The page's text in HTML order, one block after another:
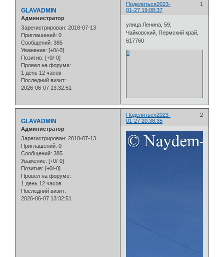
Поделиться 1
2023-
01-27 19:08:37
GLAVADMIN
Администратор
Зарегистрирован: 2018-07-13
Приглашений: 0
Сообщений: 385
Уважение: [+0/-0]
Позитив: [+0/-0]
Провел на форуме:
1 день 12 часов
Последний визит:
2026-06-07 13:32:51
улица Ленина, 59,
Чайковский, Пермский край,
617760
0
Поделиться 2
2023-
01-27 20:38:35
GLAVADMIN
Администратор
Зарегистрирован: 2018-07-13
Приглашений: 0
Сообщений: 385
Уважение: [+0/-0]
Позитив: [+0/-0]
Провел на форуме:
1 день 12 часов
Последний визит:
2026-06-07 13:32:51